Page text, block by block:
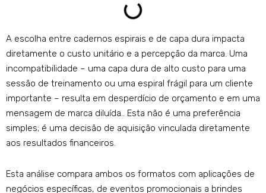
A escolha entre cadernos espirais e de capa dura impacta
diretamente o custo unitário e a percepção da marca. Uma
incompatibilidade – uma capa dura de alto custo para uma
sessão de treinamento ou uma espiral frágil para um cliente
importante – resulta em desperdício de orçamento e em uma
mensagem de marca diluída.. Esta não é uma preferência
simples; é uma decisão de aquisição vinculada diretamente
aos resultados financeiros.
Esta análise compara ambos os formatos com aplicações de
negócios específicas, de eventos promocionais a brindes